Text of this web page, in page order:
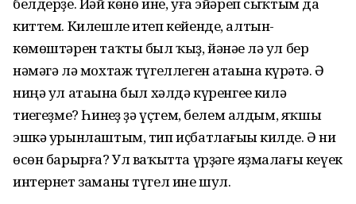
киттем. Килешле итеп кейенде, алтын-
көмөштәрен таҡты был ҡыҙ, йәнәһе лә ул бер
нәмәгә лә мохтаж түгеллеген атаһына күрһәтә. Ә
ниңә ул атаһына был хәлдә күренгеһе килә
тиһегеҙме? Һинһеҙ ҙә үҫтем, белем алдым, яҡшы
эшкә урынлаштым, тип иҫбатлағыһы килде. Ә ни
өсөн барырға? Ул ваҡытта үрҙәге яҙмалағы кеүек
интернет заманы түгел ине шул.